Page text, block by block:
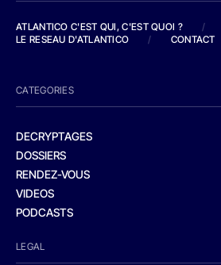
ATLANTICO C'EST QUI, C'EST QUOI ?
/
LE RESEAU D'ATLANTICO
/ CONTACT
CATEGORIES
DECRYPTAGES
DOSSIERS
RENDEZ-VOUS
VIDEOS
PODCASTS
LEGAL